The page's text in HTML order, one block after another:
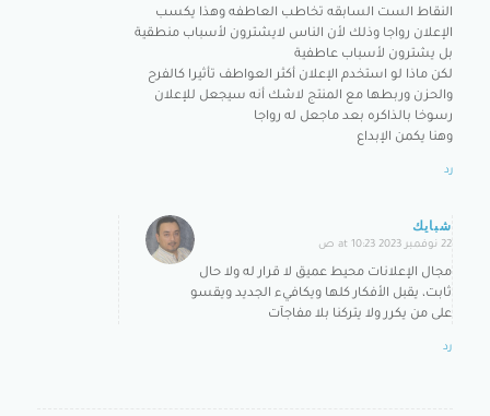
النقاط الست السابقه تخاطب العاطفه وهذا يكسب
الإعلان رواجا وذلك لأن الناس لايشترون لأسباب منطقية
بل يشترون لأسباب عاطفية
لكن ماذا لو استخدم الإعلان أكثر العواطف تأثيرا كالفرح
والحزن وربطها مع المنتج لاشك أنه سيجعل للإعلان
رسوخا بالذاكره بعد ماجعل له رواجا
وهنا يكمن الإبداع
رد
شبايك
says:
22 نوفمبر 2023 at 10:23 ص
مجال الإعلانات محيط عميق لا قرار له ولا حال
ثابت، يقبل الأفكار كلها ويكافيء الجديد ويقسو
على من يكرر ولا يتركنا بلا مفاجآت
رد